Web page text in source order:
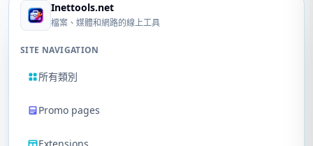
Inettools.net
檔案、媒體和網路的線上工具
SITE NAVIGATION
所有類別
Promo pages